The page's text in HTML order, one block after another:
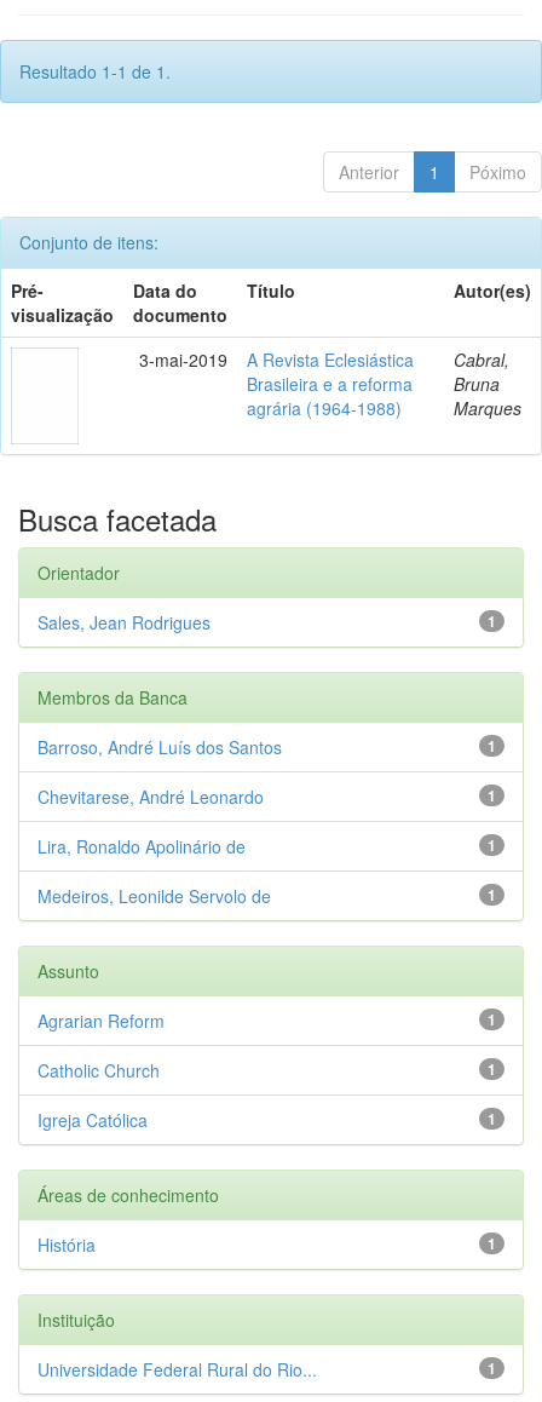
Resultado 1-1 de 1.
Anterior 1 Póximo
Conjunto de itens:
Pré-
visualização
Data do
documento
Título Autor(es)
3-mai-2019
A Revista Eclesiástica
Brasileira e a reforma
agrária (1964-1988)
Cabral,
Bruna
Marques
Busca facetada
Orientador
1
Sales, Jean Rodrigues
Membros da Banca
1
Barroso, André Luís dos Santos
1
Chevitarese, André Leonardo
1
Lira, Ronaldo Apolinário de
1
Medeiros, Leonilde Servolo de
Assunto
1
Agrarian Reform
1
Catholic Church
1
Igreja Católica
Áreas de conhecimento
1
História
Instituição
1
Universidade Federal Rural do Rio...